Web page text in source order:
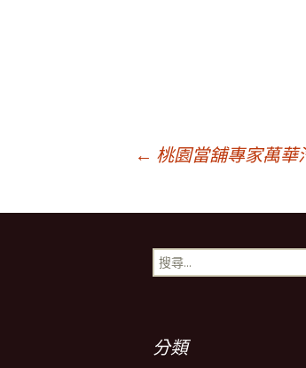
章
← 桃園當舖專家萬華
搜
尋
分類